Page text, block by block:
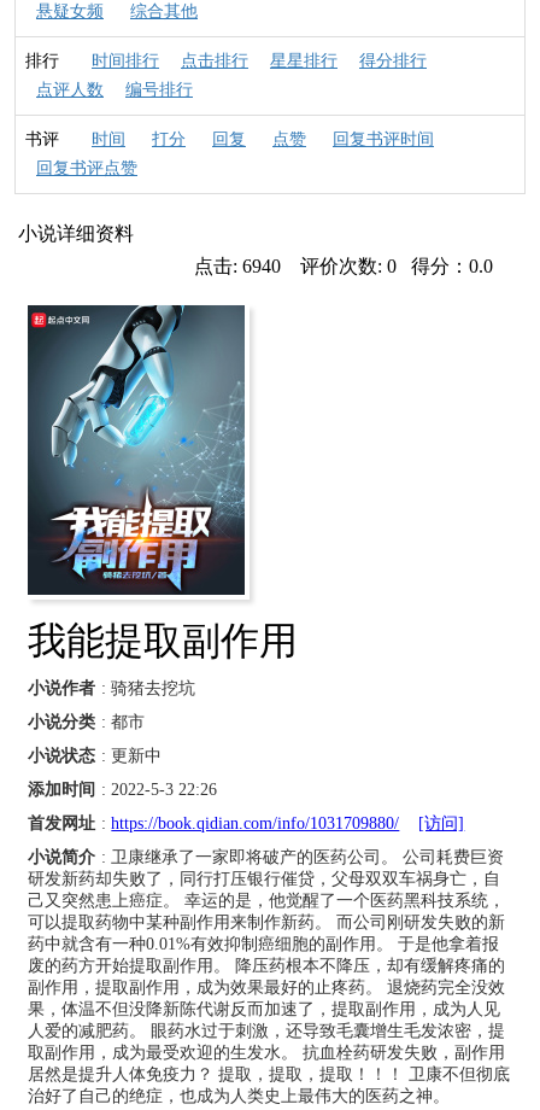
悬疑女频
综合其他
排行 时间排行 点击排行 星星排行
得分排行
点评人数
编号排行
书评 时间 打分 回复 点赞
回复书评时间
回复书评点赞
小说详细资料
点击: 6940 评价次数: 0 得分：0.0
我能提取副作用
小说作者 : 骑猪去挖坑
小说分类 : 都市
小说状态 : 更新中
添加时间 : 2022-5-3 22:26
首发网址 :https://book.qidian.com/info/1031709880/
[访问]
小说简介 : 卫康继承了一家即将破产的医药公司。 公司耗费巨资
研发新药却失败了，同行打压银行催贷，父母双双车祸身亡，自
己又突然患上癌症。 幸运的是，他觉醒了一个医药黑科技系统，
可以提取药物中某种副作用来制作新药。 而公司刚研发失败的新
药中就含有一种0.01%有效抑制癌细胞的副作用。 于是他拿着报
废的药方开始提取副作用。 降压药根本不降压，却有缓解疼痛的
副作用，提取副作用，成为效果最好的止疼药。 退烧药完全没效
果，体温不但没降新陈代谢反而加速了，提取副作用，成为人见
人爱的减肥药。 眼药水过于刺激，还导致毛囊增生毛发浓密，提
取副作用，成为最受欢迎的生发水。 抗血栓药研发失败，副作用
居然是提升人体免疫力？ 提取，提取，提取！！！ 卫康不但彻底
治好了自己的绝症，也成为人类史上最伟大的医药之神。